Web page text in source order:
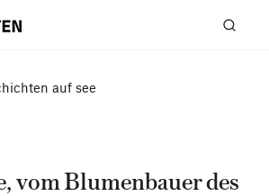
auf see
vom Blumenbauer des